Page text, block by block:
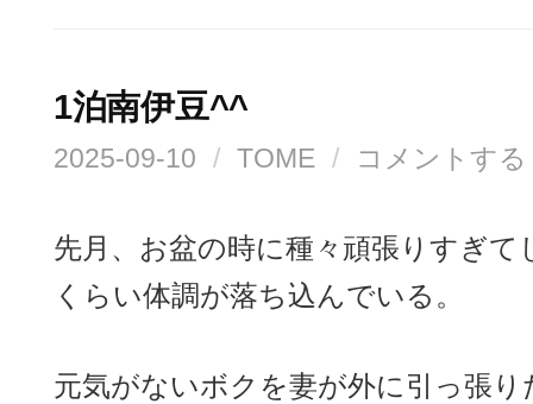
1泊南伊豆^^
2025-09-10 / TOME / コメントする
先月、お盆の時に種々頑張りすぎて
くらい体調が落ち込んでいる。
元気がないボクを妻が外に引っ張